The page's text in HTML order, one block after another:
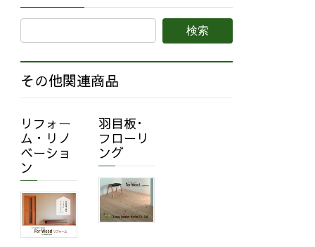
その他関連商品
リフォー
ム・リノ
ベーショ
ン
羽目板･
フローリ
ング